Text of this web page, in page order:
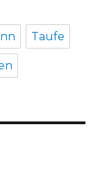
Taufe